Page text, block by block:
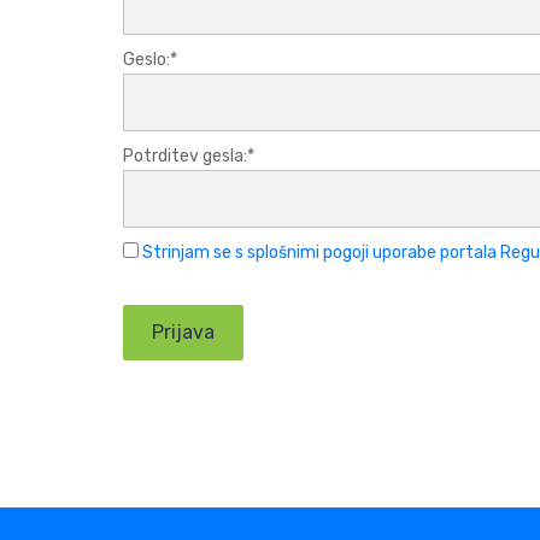
Geslo:*
Potrditev gesla:*
Strinjam se s splošnimi pogoji uporabe portala